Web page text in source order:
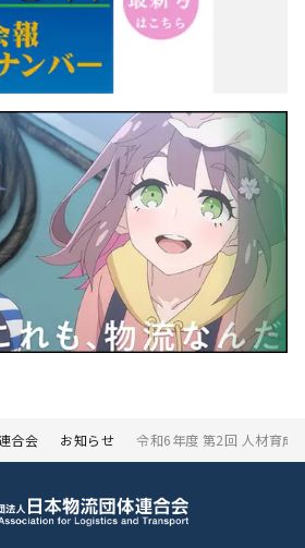
合会 お知らせ 令和6年度 第2回 人材育成